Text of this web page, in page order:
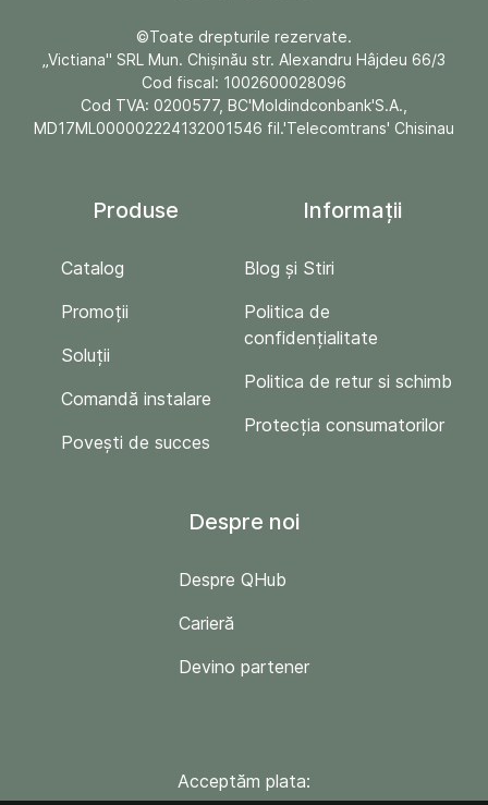
©Toate drepturile rezervate.
„Victiana" SRL Mun. Chişinău str. Alexandru Hâjdeu 66/3
Cod fiscal: 1002600028096
Cod TVA: 0200577, BC'Moldindconbank'S.A.,
MD17ML000002224132001546 fil.'Telecomtrans' Chisinau
Produse
Catalog
Promoții
Soluții
Comandă instalare
Povești de succes
Informații
Blog și Stiri
Politica de
confidențialitate
Politica de retur si schimb
Protecția consumatorilor
Despre noi
Despre QHub
Carieră
Devino partener
Acceptăm plata: